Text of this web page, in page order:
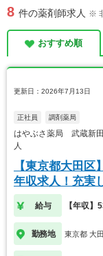
8 件の薬剤師求人 ※
おすすめ順
更新日：2026年7月13日
正社員 調剤薬局
はやぶさ薬局 武蔵新
人
【東京都大田
年収求人！充実
給与 【年収】
勤務地 東京都 大